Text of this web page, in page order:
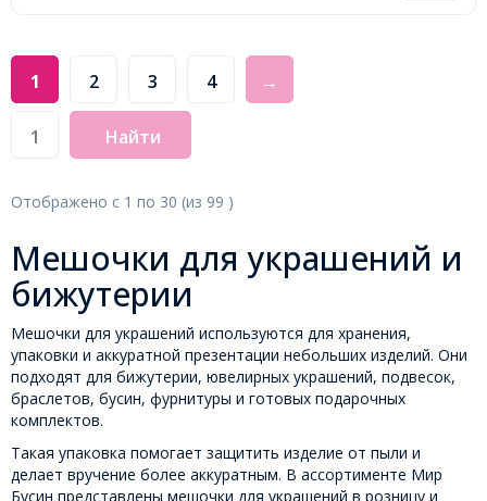
1 2 3 4 →
Найти
Отображено с 1 по 30 (из 99 )
Мешочки для украшений и
бижутерии
Мешочки для украшений используются для хранения,
упаковки и аккуратной презентации небольших изделий. Они
подходят для бижутерии, ювелирных украшений, подвесок,
браслетов, бусин, фурнитуры и готовых подарочных
комплектов.
Такая упаковка помогает защитить изделие от пыли и
делает вручение более аккуратным. В ассортименте Мир
Бусин представлены мешочки для украшений в розницу и